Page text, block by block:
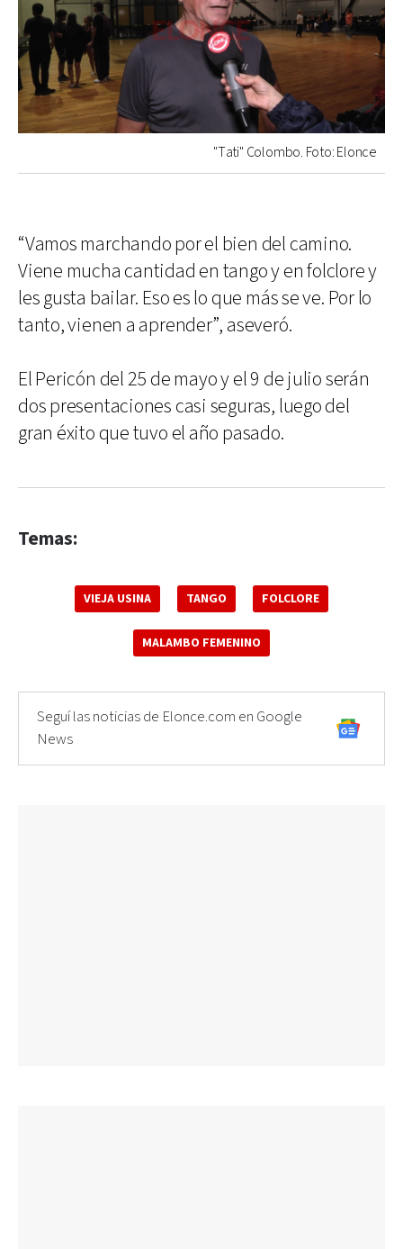
"Tati" Colombo. Foto: Elonce
“Vamos marchando por el bien del camino.
Viene mucha cantidad en tango y en folclore y
les gusta bailar. Eso es lo que más se ve. Por lo
tanto, vienen a aprender”, aseveró.
El Pericón del 25 de mayo y el 9 de julio serán
dos presentaciones casi seguras, luego del
gran éxito que tuvo el año pasado.
Temas:
VIEJA USINA TANGO FOLCLORE
MALAMBO FEMENINO
Seguí las noticias de Elonce.com en Google
News